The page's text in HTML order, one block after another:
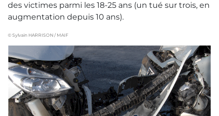
des victimes parmi les 18-25 ans (un tué sur trois, en
augmentation depuis 10 ans).
© Sylvain HARRISON / MAIF